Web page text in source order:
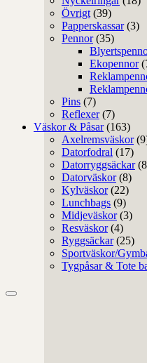
Övrigt (39)
Papperskassar (3)
Pennor (35)
Ekopennor
Pins (7)
Reflexer (7)
Väskor & Påsar (163)
Axelremsväskor
Datorfodral (17)
Datorryggsäckar
Datorväskor (8)
Kylväskor (22)
Lunchbags (9)
Midjeväskor (3)
Resväskor (4)
Ryggsäckar (25)
Sportväskor/
Tygpåsar & Tote